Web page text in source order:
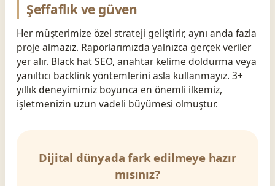
Şeffaflık ve güven
Her müşterimize özel strateji geliştirir, aynı anda fazla
proje almazız. Raporlarımızda yalnızca gerçek veriler
yer alır. Black hat SEO, anahtar kelime doldurma veya
yanıltıcı backlink yöntemlerini asla kullanmayız. 3+
yıllık deneyimimiz boyunca en önemli ilkemiz,
işletmenizin uzun vadeli büyümesi olmuştur.
Dijital dünyada fark edilmeye hazır
mısınız?